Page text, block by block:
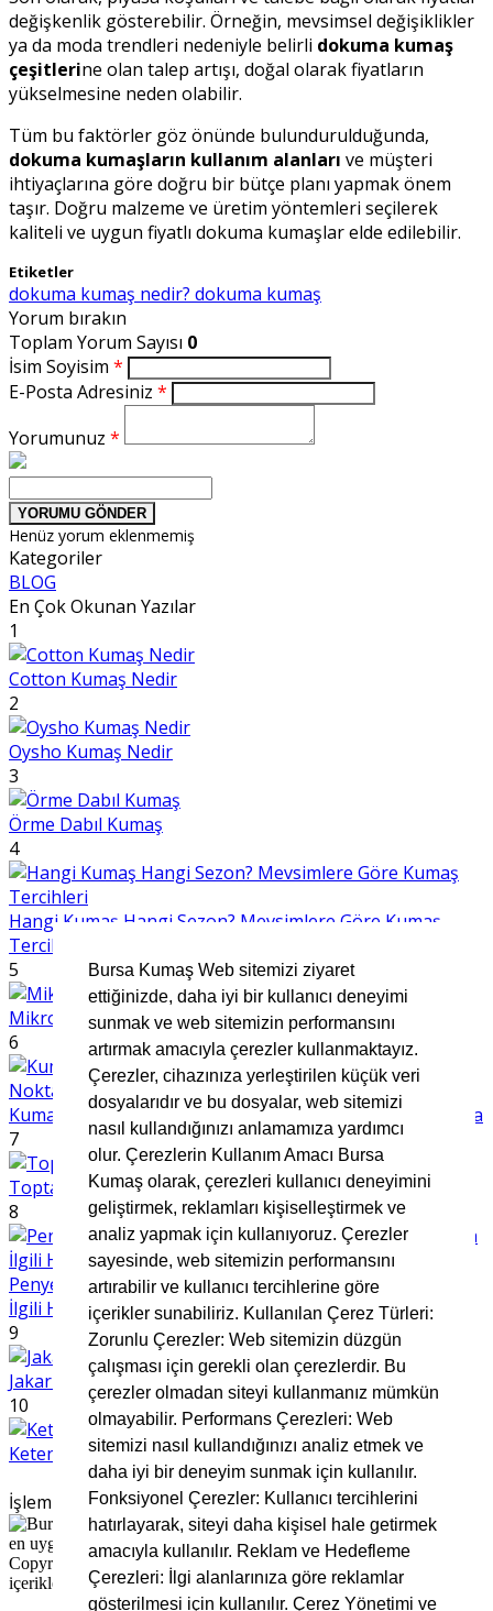
Bursa Kumaş Web sitemizi ziyaret
ettiğinizde, daha iyi bir kullanıcı deneyimi
sunmak ve web sitemizin performansını
artırmak amacıyla çerezler kullanmaktayız.
Çerezler, cihazınıza yerleştirilen küçük veri
dosyalarıdır ve bu dosyalar, web sitemizi
nasıl kullandığınızı anlamamıza yardımcı
olur. Çerezlerin Kullanım Amacı Bursa
Kumaş olarak, çerezleri kullanıcı deneyimini
geliştirmek, reklamları kişiselleştirmek ve
analiz yapmak için kullanıyoruz. Çerezler
sayesinde, web sitemizin performansını
artırabilir ve kullanıcı tercihlerine göre
içerikler sunabiliriz. Kullanılan Çerez Türleri:
Zorunlu Çerezler: Web sitemizin düzgün
çalışması için gerekli olan çerezlerdir. Bu
çerezler olmadan siteyi kullanmanız mümkün
olmayabilir. Performans Çerezleri: Web
sitemizi nasıl kullandığınızı analiz etmek ve
daha iyi bir deneyim sunmak için kullanılır.
Fonksiyonel Çerezler: Kullanıcı tercihlerini
hatırlayarak, siteyi daha kişisel hale getirmek
amacıyla kullanılır. Reklam ve Hedefleme
Çerezleri: İlgi alanlarınıza göre reklamlar
gösterilmesi için kullanılır. Çerez Yönetimi ve
değişkenlik gösterebilir. Örneğin, mevsimsel değişiklikler
ya da moda trendleri nedeniyle belirli dokuma kumaş
çeşitlerine olan talep artışı, doğal olarak fiyatların
yükselmesine neden olabilir.
Tüm bu faktörler göz önünde bulundurulduğunda,
dokuma kumaşların kullanım alanları ve müşteri
ihtiyaçlarına göre doğru bir bütçe planı yapmak önem
taşır. Doğru malzeme ve üretim yöntemleri seçilerek
kaliteli ve uygun fiyatlı dokuma kumaşlar elde edilebilir.
Etiketler
dokuma kumaş nedir? dokuma kumaş
Yorum bırakın
Toplam Yorum Sayısı 0
İsim Soyisim *
E-Posta Adresiniz *
Yorumunuz *
YORUMU GÖNDER
Henüz yorum eklenmemiş
Kategoriler
BLOG
En Çok Okunan Yazılar
1
Cotton Kumaş Nedir
2
Oysho Kumaş Nedir
3
Örme Dabıl Kumaş
4
Hangi Kumaş Hangi Sezon? Mevsimlere Göre Kumaş
Tercihleri
5
Mikro Kumaş Nedir
6
Kumaş Seçerken Dikkat Edilmesi Gereken 7 Önemli Nokta
7
Toptan Müslin Kumaş
8
Penye Kumaş Nedir? Kullanım Alanları ve Avantajlarıyla
İlgili Her Şey
9
Jakar kumaş nedir
10
Keten Kumaş Nedir?
İşleminiz Sürüyor, Lütfen Bekleyiniz
Copyright © 2025 Bursa Kumaş, Tüm Hakları Saklıdır. Site
içerikleri ve görsellerin izinsiz kullanımı yasaktır.